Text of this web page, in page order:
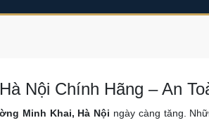
Nội Chính Hãng – An
Minh Khai, Hà Nội ngày càng tăng.